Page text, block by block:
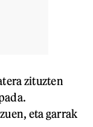
zituzten
eta garrak